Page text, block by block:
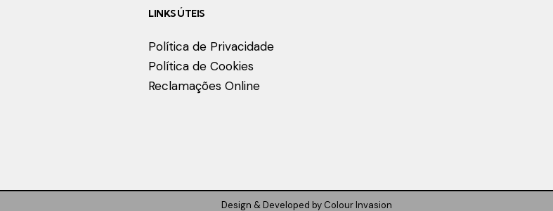
LINKS ÚTEIS
Política de Privacidade
Política de Cookies
Reclamações Online
Design & Developed by Colour Invasion